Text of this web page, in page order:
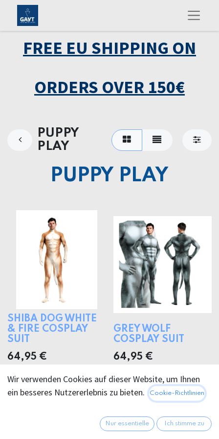
FREE EU SHIPPING ON
ORDERS OVER 150€
PUPPY
PLAY
PUPPY PLAY
SHIBA DOG WHITE
& FIRE COSPLAY
SUIT
64,95 €
GREY WOLF
COSPLAY SUIT
64,95 €
Wir verwenden Cookies auf dieser Website, um Ihnen
ein besseres Nutzererlebnis zu bieten.
Cookie-Richtlinien
Nur essentielle Ich stimme zu